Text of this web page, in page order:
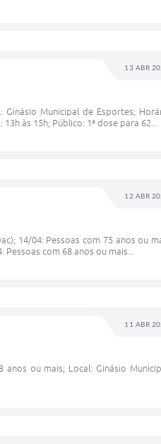
13 ABR
Municipal de Esportes;
às 15h; Público: 1ª dose para 62...
12 ABR
14/04: Pessoas com 75 anos ou
com 68 anos ou mais...
11 ABR
ou mais; Local: Ginásio